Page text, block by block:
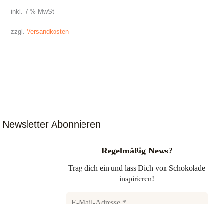
inkl. 7 % MwSt.
zzgl.Versandkosten
Newsletter Abonnieren
Regelmäßig News?
Trag dich ein und lass Dich von Schokolade
inspirieren!